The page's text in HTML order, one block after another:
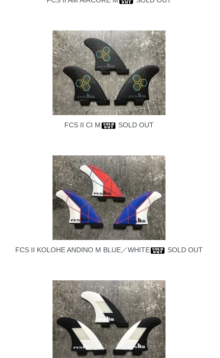
FCS II CI M SOLD OUT
FCS II KOLOHE ANDINO M BLUE／WHITE SOLD OUT